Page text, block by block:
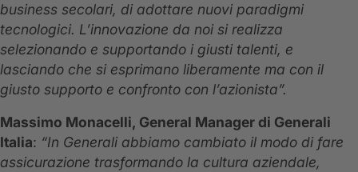
business secolari, di adottare nuovi paradigmi
tecnologici. L’innovazione da noi si realizza
selezionando e supportando i giusti talenti, e
lasciando che si esprimano liberamente ma con il
giusto supporto e confronto con l’azionista”.
Massimo Monacelli, General Manager di Generali
Italia: “In Generali abbiamo cambiato il modo di fare
assicurazione trasformando la cultura aziendale,